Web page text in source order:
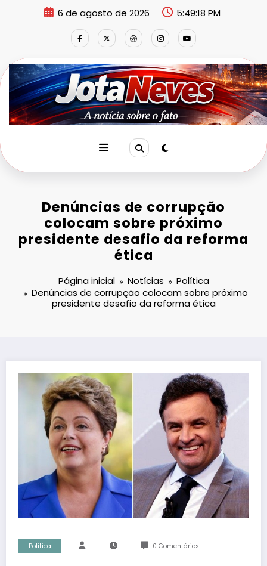
6 de agosto de 2026 5:49:19 PM
Denúncias de corrupção
colocam sobre próximo
presidente desafio da reforma
ética
Página inicial Notícias
Política
Denúncias de corrupção colocam sobre próximo
presidente desafio da reforma ética
Política 0 Comentários